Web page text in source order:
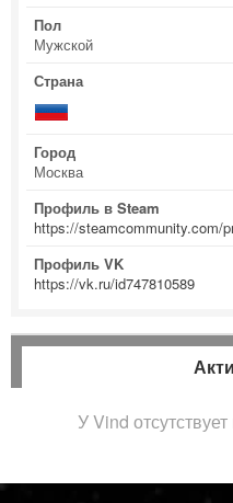
Пол
Мужской
Страна
Город
Москва
Профиль в Steam
https://steamcommunity.com/
Профиль VK
https://vk.ru/id747810589
У Vind